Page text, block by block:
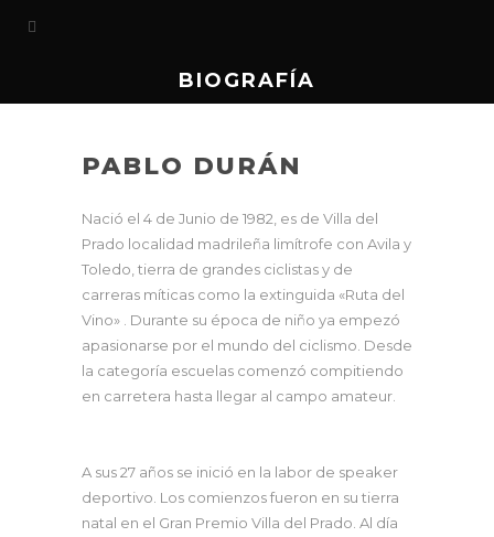
BIOGRAFÍA
PABLO DURÁN
Nació el 4 de Junio de 1982, es de Villa del
Prado localidad madrileña limítrofe con Avila y
Toledo, tierra de grandes ciclistas y de
carreras míticas como la extinguida «Ruta del
Vino» . Durante su época de niño ya empezó
apasionarse por el mundo del ciclismo. Desde
la categoría escuelas comenzó compitiendo
en carretera hasta llegar al campo amateur.
A sus 27 años se inició en la labor de speaker
deportivo. Los comienzos fueron en su tierra
natal en el Gran Premio Villa del Prado. Al día